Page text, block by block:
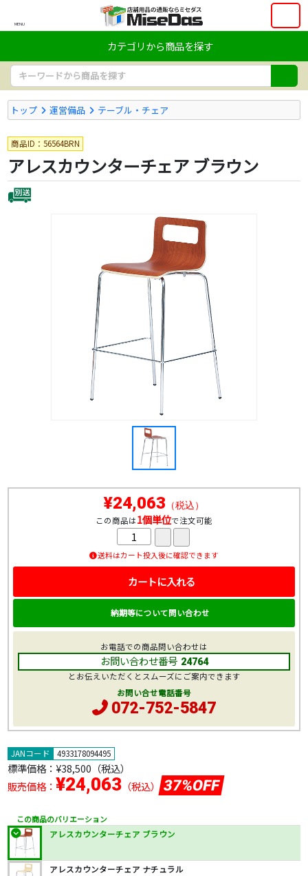
MENU
カテゴリから商品を探す
トップ 運営備品 テーブル・チェア
商品ID：56564BRN
アレスカウンターチェア ブラウン
JANコード 4933178094495
標準価格： ¥38,500 （税込）
販売価格： ¥24,063（税込） 37%OFF
この商品のバリエーション
アレスカウンターチェア ブラウン
アレスカウンターチェア ナチュラル
¥24,063 （税込）
この商品は1個単位で注文可能
送料はカート投入後に確認できます
カートに入れる
納期等について問い合わせ
お電話での商品問い合わせは
お問い合わせ番号 24764
とお伝えいただくとスムーズにご案内できます
お問い合せ電話番号
072-752-5847